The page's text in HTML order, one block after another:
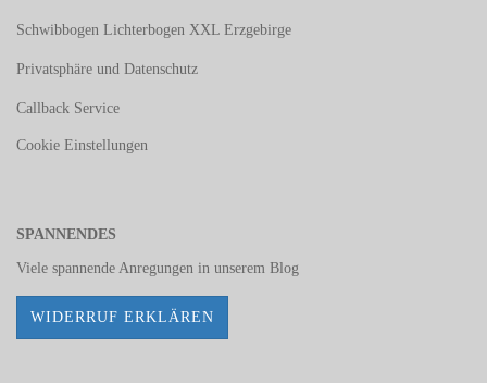
Schwibbogen Lichterbogen XXL Erzgebirge
Privatsphäre und Datenschutz
Callback Service
Cookie Einstellungen
SPANNENDES
Viele spannende Anregungen in unserem Blog
WIDERRUF ERKLÄREN